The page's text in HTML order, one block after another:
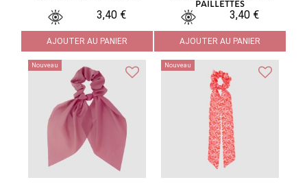
3,40 €
AJOUTER AU PANIER
PAILLETTES
3,40 €
AJOUTER AU PANIER
Nouveau Nouveau